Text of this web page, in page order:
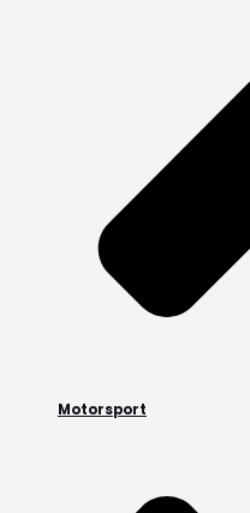
Motorsport